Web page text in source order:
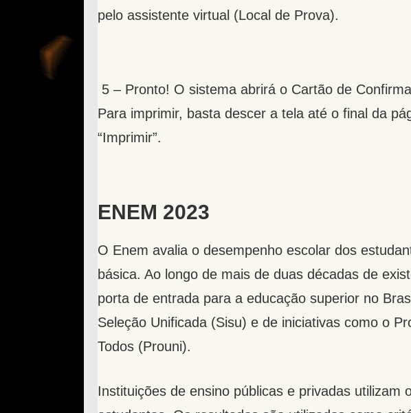
pelo assistente virtual (Local de Prova).
5 – Pronto! O sistema abrirá o Cartão de
Para imprimir, basta descer a tela até o final da
“Imprimir”.
ENEM 2023
O Enem avalia o desempenho escolar dos
básica. Ao longo de mais de duas décadas de
porta de entrada para a educação superior no
Seleção Unificada (Sisu) e de iniciativas como o
Todos (Prouni).
Instituições de ensino públicas e privadas utilizam